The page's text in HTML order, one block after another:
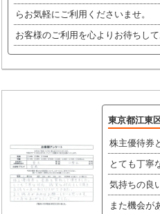
らお気軽にご利用くださいませ。
お客様のご利用を心よりお待ちして
東京都江東
株主優待券
とても丁寧
気持ちの良
また機会が